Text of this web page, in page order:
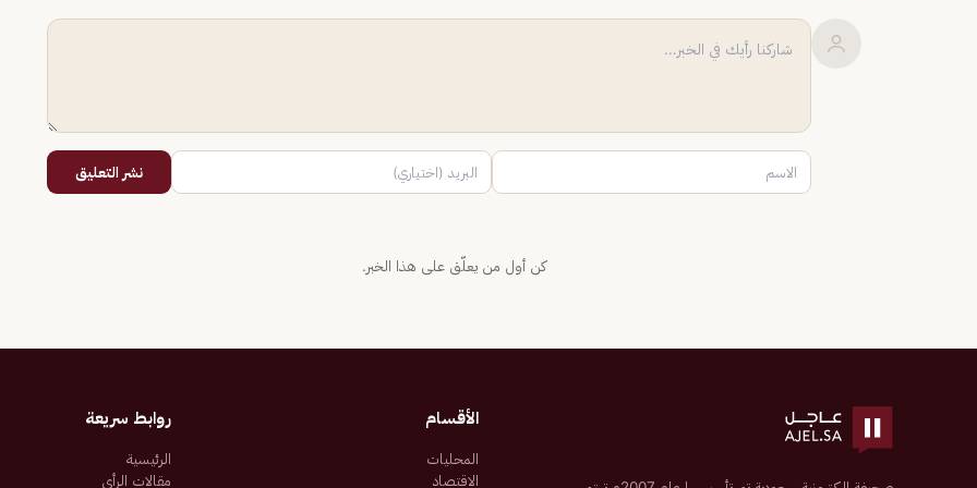
نشر التعليق
كن أول من يعلّق على هذا الخبر.
الأقسام
المحليات
الاقتصاد
روابط سريعة
الرئيسية
مقالات الرأي